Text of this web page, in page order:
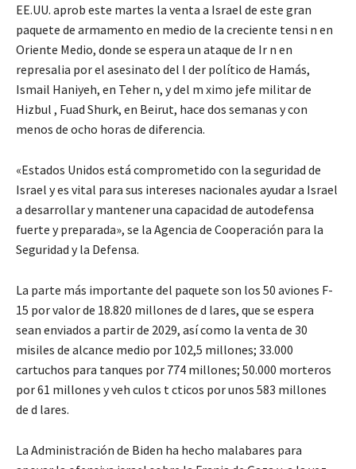
EE.UU. aprob este martes la venta a Israel de este gran
paquete de armamento en medio de la creciente tensi n en
Oriente Medio, donde se espera un ataque de Ir n en
represalia por el asesinato del l der político de Hamás,
Ismail Haniyeh, en Teher n, y del m ximo jefe militar de
Hizbul , Fuad Shurk, en Beirut, hace dos semanas y con
menos de ocho horas de diferencia.
«Estados Unidos está comprometido con la seguridad de
Israel y es vital para sus intereses nacionales ayudar a Israel
a desarrollar y mantener una capacidad de autodefensa
fuerte y preparada», se la Agencia de Cooperación para la
Seguridad y la Defensa.
La parte más importante del paquete son los 50 aviones F-
15 por valor de 18.820 millones de d lares, que se espera
sean enviados a partir de 2029, así como la venta de 30
misiles de alcance medio por 102,5 millones; 33.000
cartuchos para tanques por 774 millones; 50.000 morteros
por 61 millones y veh culos t cticos por unos 583 millones
de d lares.
La Administración de Biden ha hecho malabares para